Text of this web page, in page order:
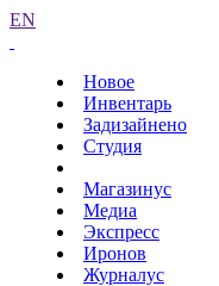
EN
Новое
Инвентарь
Задизайнено
Студия
Магазинус
Медиа
Экспресс
Иронов
Журналус